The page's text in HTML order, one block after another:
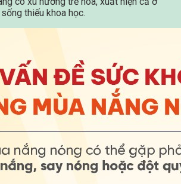
thiếu khoa học.